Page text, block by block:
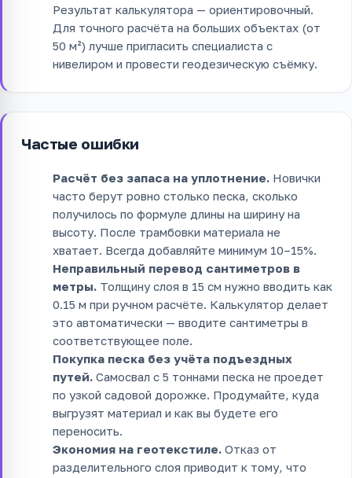
Результат калькулятора — ориентировочный.
Для точного расчёта на больших объектах (от
50 м²) лучше пригласить специалиста с
нивелиром и провести геодезическую съёмку.
Частые ошибки
Расчёт без запаса на уплотнение. Новички
часто берут ровно столько песка, сколько
получилось по формуле длины на ширину на
высоту. После трамбовки материала не
хватает. Всегда добавляйте минимум 10–15%.
Неправильный перевод сантиметров в
метры. Толщину слоя в 15 см нужно вводить как
0.15 м при ручном расчёте. Калькулятор делает
это автоматически — вводите сантиметры в
соответствующее поле.
Покупка песка без учёта подъездных
путей. Самосвал с 5 тоннами песка не проедет
по узкой садовой дорожке. Продумайте, куда
выгрузят материал и как вы будете его
переносить.
Экономия на геотекстиле. Отказ от
разделительного слоя приводит к тому, что